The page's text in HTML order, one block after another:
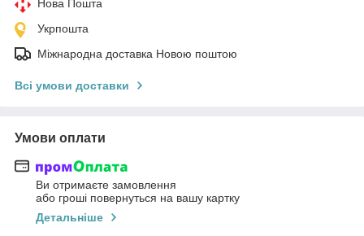
Нова Пошта
Укрпошта
Міжнародна доставка Новою поштою
Всі умови доставки
Умови оплати
Ви отримаєте замовлення
або гроші повернуться на вашу картку
Детальніше